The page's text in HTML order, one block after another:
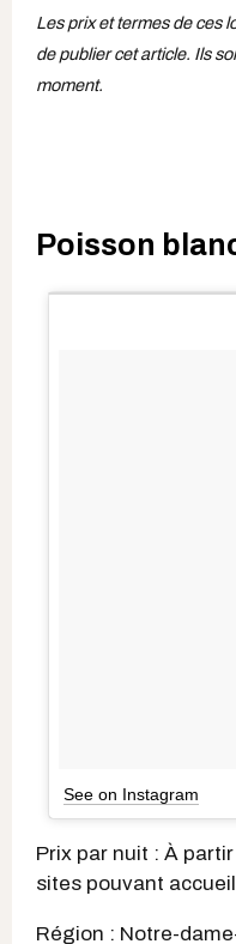
Les prix et termes de ces
de publier cet article. Ils
moment.
Poisson
See on Instagram
Prix par nuit : À
sites pouvant
Région : Notre-